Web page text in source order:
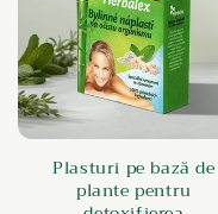
Plasturi pe bază de
plante pentru